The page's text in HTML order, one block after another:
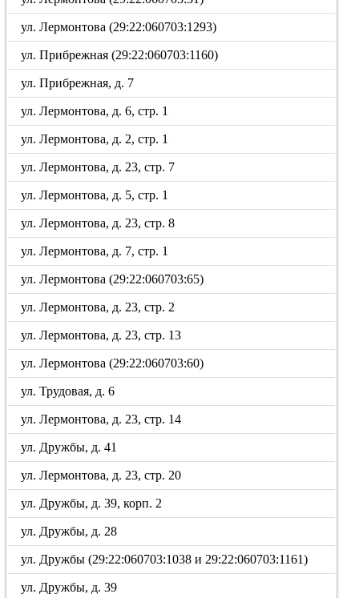
ул. Лермонтова (29:22:060703:1293)
ул. Прибрежная (29:22:060703:1160)
ул. Прибрежная, д. 7
ул. Лермонтова, д. 6, стр. 1
ул. Лермонтова, д. 2, стр. 1
ул. Лермонтова, д. 23, стр. 7
ул. Лермонтова, д. 5, стр. 1
ул. Лермонтова, д. 23, стр. 8
ул. Лермонтова, д. 7, стр. 1
ул. Лермонтова (29:22:060703:65)
ул. Лермонтова, д. 23, стр. 2
ул. Лермонтова, д. 23, стр. 13
ул. Лермонтова (29:22:060703:60)
ул. Трудовая, д. 6
ул. Лермонтова, д. 23, стр. 14
ул. Дружбы, д. 41
ул. Лермонтова, д. 23, стр. 20
ул. Дружбы, д. 39, корп. 2
ул. Дружбы, д. 28
ул. Дружбы (29:22:060703:1038 и 29:22:060703:1161)
ул. Дружбы, д. 39